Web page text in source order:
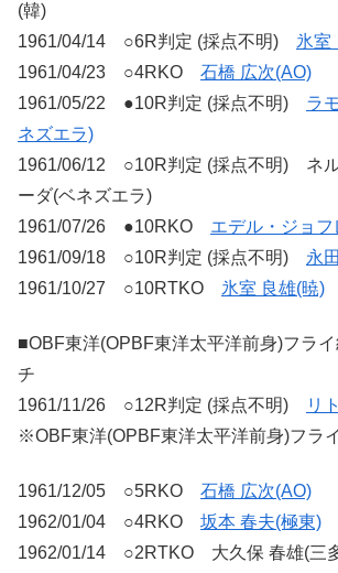
(韓)
1961/04/14 ○6R判定 (採点不明) 氷室
1961/04/23 ○4RKO 石橋 広次(AO)
1961/05/22 ●10R判定 (採点不明) ラ
ネズエラ)
1961/06/12 ○10R判定 (採点不明) ネ
ーダ(ベネズエラ)
1961/07/26 ●10RKO エデル・ジョ
1961/09/18 ○10R判定 (採点不明) 永
1961/10/27 ○10RTKO 氷室 良雄(暁)
■OBF東洋(OPBF東洋太平洋前身)フラ
チ
1961/11/26 ○12R判定 (採点不明)
リ
※OBF東洋(OPBF東洋太平洋前身)フラ
1961/12/05 ○5RKO 石橋 広次(AO)
1962/01/04 ○4RKO 坂本 春夫(極東)
1962/01/14 ○2RTKO 大久保 春雄(三